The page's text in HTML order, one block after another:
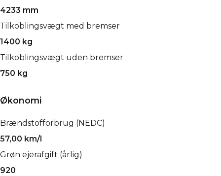
4233 mm
Tilkoblingsvægt med bremser
1400 kg
Tilkoblingsvægt uden bremser
750 kg
Økonomi
Brændstofforbrug (NEDC)
57,00 km/l
Grøn ejerafgift (årlig)
920